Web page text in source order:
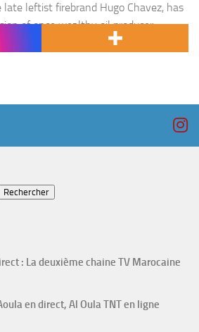
leftist firebrand Hugo Chavez, has
of once wealthy oil producer
taking office in 2013.…
Rechercher
: La deuxième chaine TV Marocaine
en direct, Al Oula TNT en ligne